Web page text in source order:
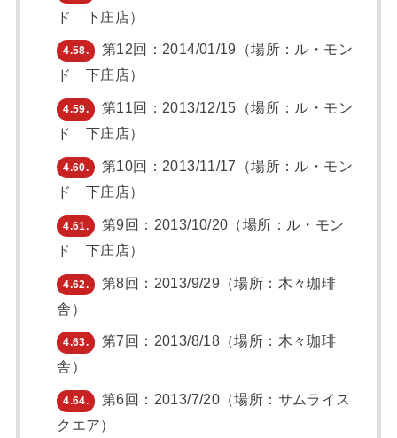
ド 下庄店）
4.58.
第12回：2014/01/19（場所：ル・モン
ド 下庄店）
4.59.
第11回：2013/12/15（場所：ル・モン
ド 下庄店）
4.60.
第10回：2013/11/17（場所：ル・モン
ド 下庄店）
4.61.
第9回：2013/10/20（場所：ル・モン
ド 下庄店）
4.62.
第8回：2013/9/29（場所：木々珈琲
舎）
4.63.
第7回：2013/8/18（場所：木々珈琲
舎）
4.64.
第6回：2013/7/20（場所：サムライス
クエア）